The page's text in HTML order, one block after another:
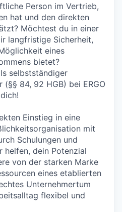
Person im Vertrieb,
hat und den direkten
Möchtest du in einer
langfristige Sicherheit,
eines
bietet?
selbstständiger
84, 92 HGB) bei ERGO
Einstieg in eine
mit
Schulungen und
helfen, dein Potenzial
von der starken Marke
eines etablierten
Unternehmertum
flexibel und